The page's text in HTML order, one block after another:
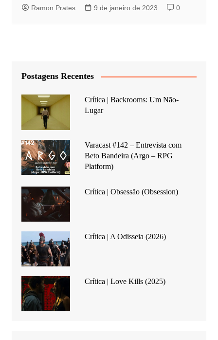
Ramon Prates 9 de janeiro de 2023 0
Postagens Recentes
Crítica | Backrooms: Um Não-
Lugar
Varacast #142 – Entrevista com
Beto Bandeira (Argo – RPG
Platform)
Crítica | Obsessão (Obsession)
Crítica | A Odisseia (2026)
Crítica | Love Kills (2025)